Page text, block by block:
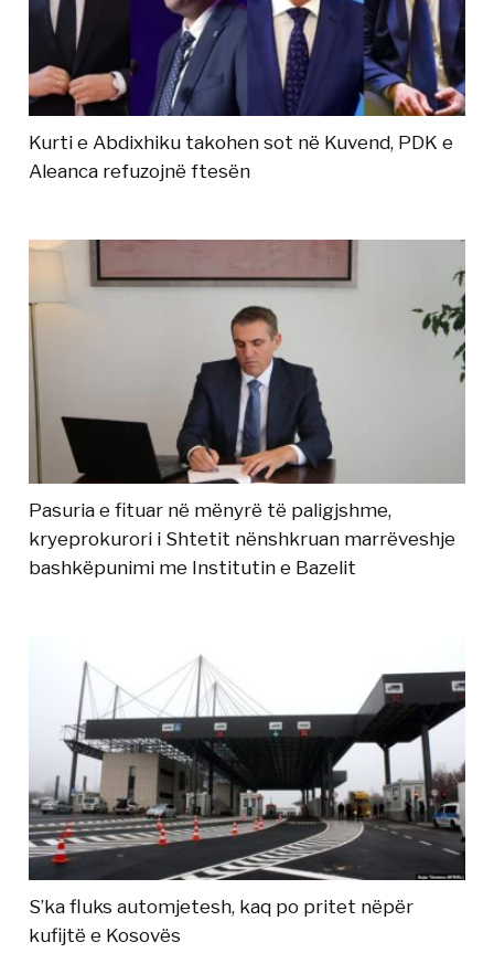
Kurti e Abdixhiku takohen sot në Kuvend, PDK e
Aleanca refuzojnë ftesën
Pasuria e fituar në mënyrë të paligjshme,
kryeprokurori i Shtetit nënshkruan marrëveshje
bashkëpunimi me Institutin e Bazelit
S’ka fluks automjetesh, kaq po pritet nëpër
kufijtë e Kosovës